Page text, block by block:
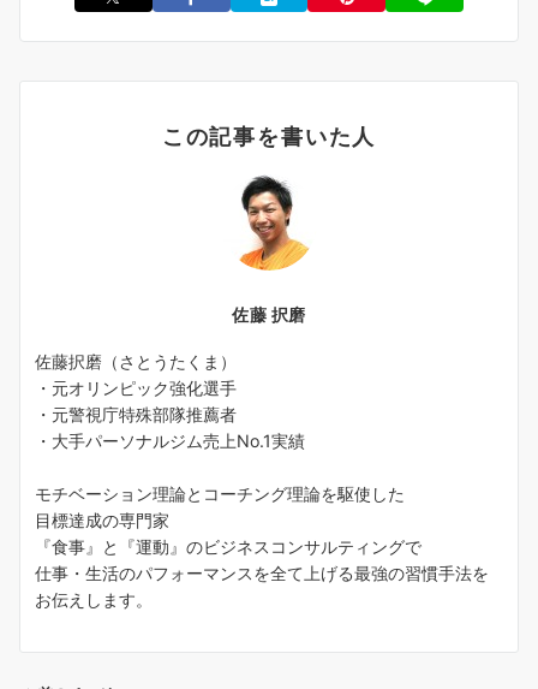
この記事を書いた人
佐藤 択磨
佐藤択磨（さとうたくま）
・元オリンピック強化選手
・元警視庁特殊部隊推薦者
・大手パーソナルジム売上No.1実績
モチベーション理論とコーチング理論を駆使した
目標達成の専門家
『食事』と『運動』のビジネスコンサルティングで
仕事・生活のパフォーマンスを全て上げる最強の習慣手法を
お伝えします。